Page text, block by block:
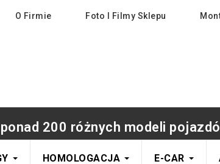
O Firmie Foto I Filmy Sklepu
200 różnych modeli
HOMOLOGACJA E-CAR